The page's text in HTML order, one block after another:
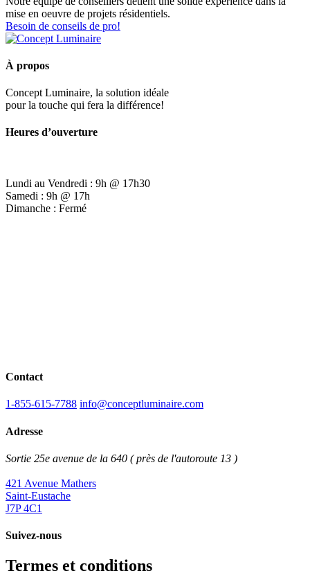
mise en oeuvre de projets résidentiels.
Besoin de conseils de pro!
À propos
Concept Luminaire, la solution idéale
pour la touche qui fera la différence!
Heures d’ouverture
Lundi au Vendredi : 9h @ 17h30
Samedi : 9h @ 17h
Dimanche : Fermé
Contact
1-855-615-7788 info@conceptluminaire.com
Adresse
Sortie 25e avenue de la 640 ( près de l'autoroute 13 )
421 Avenue Mathers
Saint-Eustache
J7P 4C1
Suivez-nous
Termes et conditions